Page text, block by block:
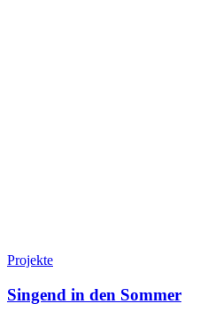
Projekte
Singend in den Sommer